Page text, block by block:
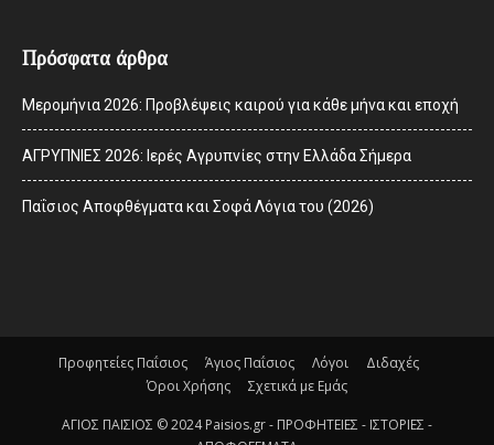
Πρόσφατα άρθρα
Μερομήνια 2026: Προβλέψεις καιρού για κάθε μήνα και εποχή
ΑΓΡΥΠΝΙΕΣ 2026: Ιερές Αγρυπνίες στην Ελλάδα Σήμερα
Παΐσιος Αποφθέγματα και Σοφά Λόγια του (2026)
Προφητείες Παΐσιος Άγιος Παΐσιος Λόγοι
Διδαχές
Όροι Χρήσης
Σχετικά με Εμάς
ΑΓΙΟΣ ΠΑΙΣΙΟΣ © 2024 Paisios.gr - ΠΡΟΦΗΤΕΙΕΣ - ΙΣΤΟΡΙΕΣ -